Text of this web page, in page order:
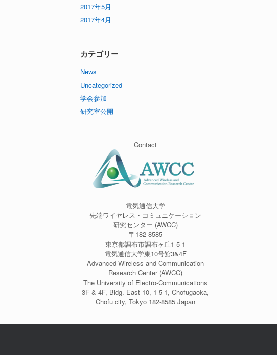
2017年5月
2017年4月
カテゴリー
News
Uncategorized
学会参加
研究室公開
Contact
電気通信大学
先端ワイヤレス・コミュニケーション
研究センター (AWCC)
〒182-8585
東京都調布市調布ヶ丘1-5-1
電気通信大学東10号館3&4F
Advanced Wireless and Communication
Research Center (AWCC)
The University of Electro-Communications
3F & 4F, Bldg. East-10, 1-5-1, Chofugaoka,
Chofu city, Tokyo 182-8585 Japan